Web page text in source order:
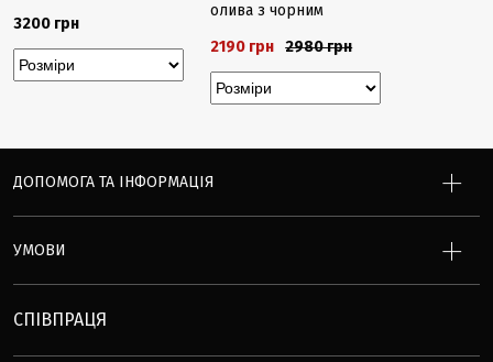
3200 грн
олива з чорним
2190 грн 2980 грн
ДОПОМОГА ТА ІНФОРМАЦІЯ
УМОВИ
СПІВПРАЦЯ